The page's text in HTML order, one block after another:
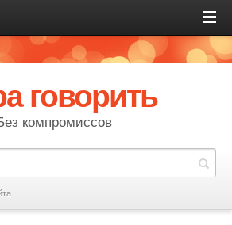
говорить
компромиссов